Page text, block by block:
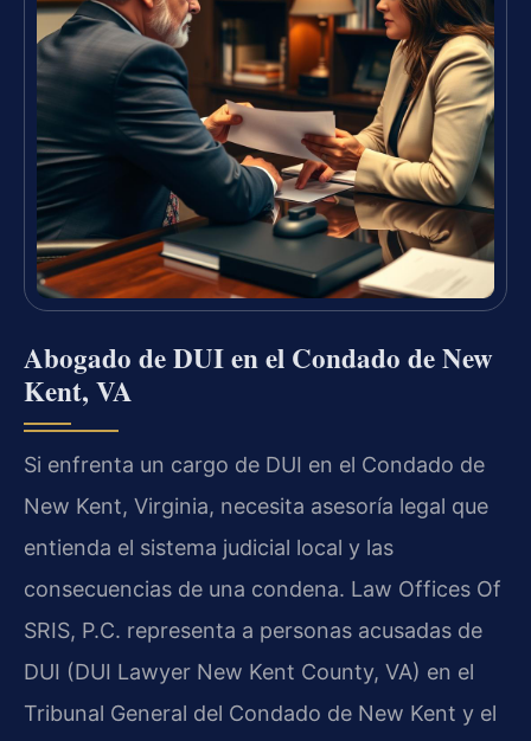
Abogado de DUI en el Condado de New
Kent, VA
Si enfrenta un cargo de DUI en el Condado de
New Kent, Virginia, necesita asesoría legal que
entienda el sistema judicial local y las
consecuencias de una condena. Law Offices Of
SRIS, P.C. representa a personas acusadas de
DUI (DUI Lawyer New Kent County, VA) en el
Tribunal General del Condado de New Kent y el